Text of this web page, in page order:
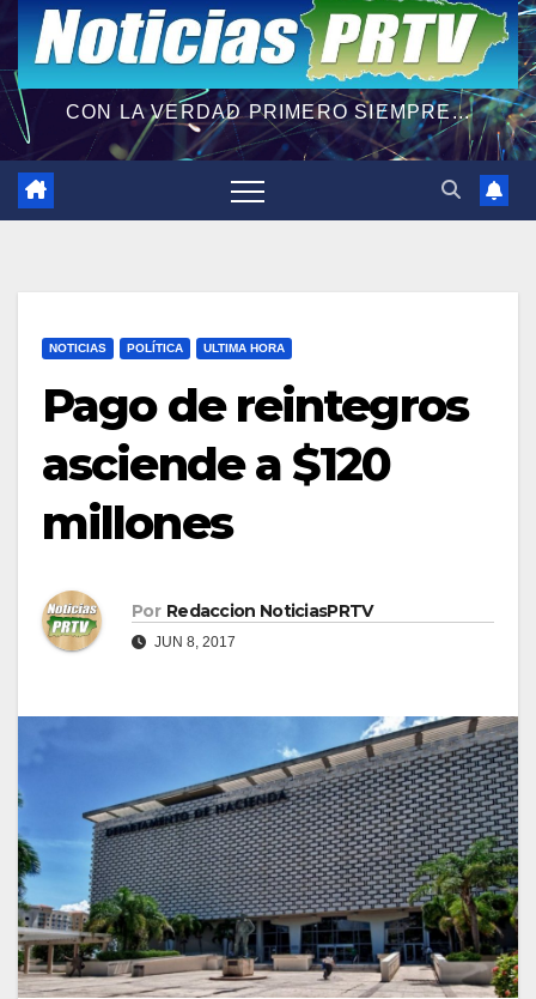
CON LA VERDAD PRIMERO SIEMPRE...
NOTICIAS POLÍTICA ULTIMA HORA
Pago de reintegros
asciende a $120
millones
Por Redaccion NoticiasPRTV
JUN 8, 2017